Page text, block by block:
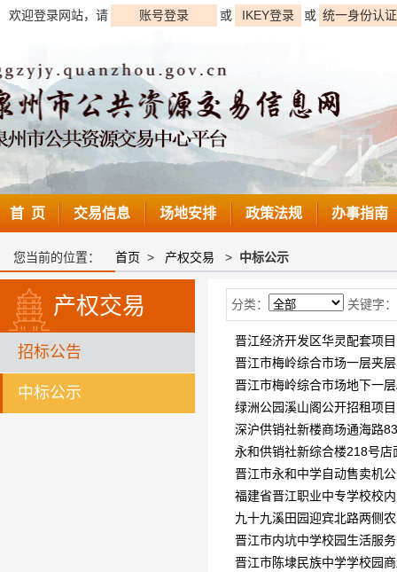
欢迎登录网站，请 账号登录 或 IKEY登录 或 统一身份认
首 页 交易信息 场地安排 政策法规 办事指南
您当前的位置： 首页 > 产权交易 > 中标公示
产权交易
招标公告
中标公示
分类： 关键字：
晋江经济开发区华灵配套项
晋江市梅岭综合市场一层夹
晋江市梅岭综合市场地下一
绿洲公园溪山阁公开招租项
深沪供销社新楼商场通海路
永和供销社新综合楼218号
晋江市永和中学自动售卖机
福建省晋江职业中专学校校
九十九溪田园迎宾北路两侧
晋江市内坑中学校园生活服
晋江市陈埭民族中学学校园